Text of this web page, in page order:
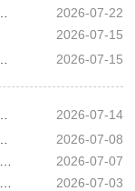
2026-07-22
2026-07-15
2026-07-15
2026-07-14
2026-07-08
2026-07-07
2026-07-03